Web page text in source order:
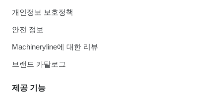
개인정보 보호정책
안전 정보
Machineryline에 대한 리뷰
브랜드 카탈로그
제공 기능